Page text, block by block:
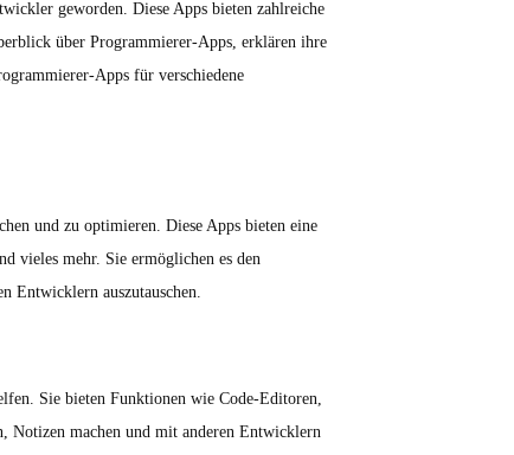
geworden. Diese Apps bieten zahlreiche
über Programmierer-Apps, erklären ihre
Apps für verschiedene
und zu optimieren. Diese Apps bieten eine
vieles mehr. Sie ermöglichen es den
Entwicklern auszutauschen.
Sie bieten Funktionen wie Code-Editoren,
Notizen machen und mit anderen Entwicklern